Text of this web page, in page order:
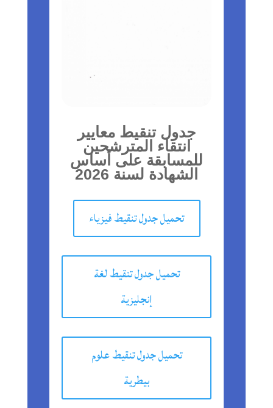
جدول تنقيط معايير
انتقاء المترشحين
للمسابقة على أساس
الشهادة لسنة 2026
تحميل جدول تنقيط فيزياء
تحميل جدول تنقيط لغة
إنجليزية
تحميل جدول تنقيط علوم
بيطرية